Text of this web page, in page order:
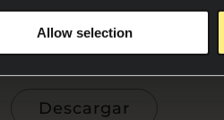
Allow selection
de Privacidad